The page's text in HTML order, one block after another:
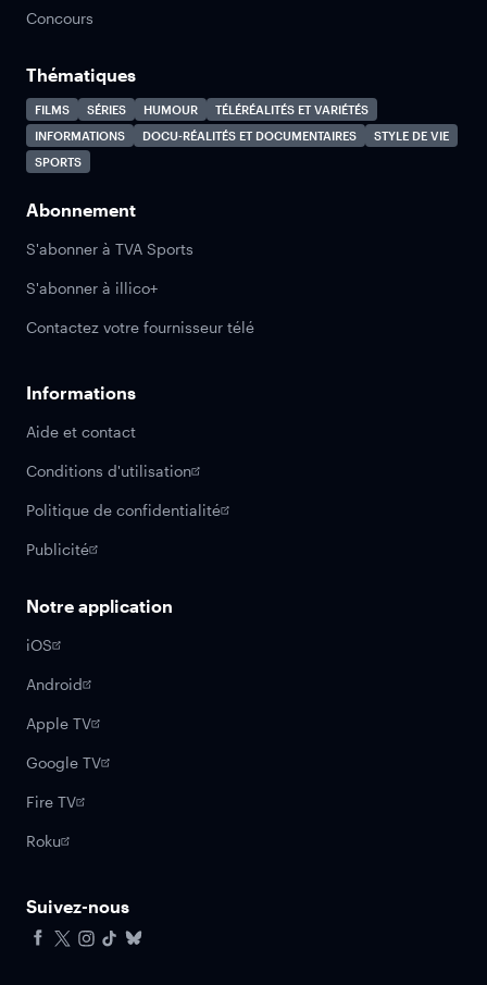
Concours
Thématiques
FILMS SÉRIES HUMOUR
TÉLÉRÉALITÉS ET VARIÉTÉS
INFORMATIONS
DOCU-RÉALITÉS ET DOCUMENTAIRES
STYLE DE VIE
SPORTS
Abonnement
S'abonner à TVA Sports
S'abonner à illico+
Contactez votre fournisseur télé
Informations
Aide et contact
Conditions d'utilisation
Politique de confidentialité
Publicité
Notre application
iOS
Android
Apple TV
Google TV
Fire TV
Roku
Suivez-nous